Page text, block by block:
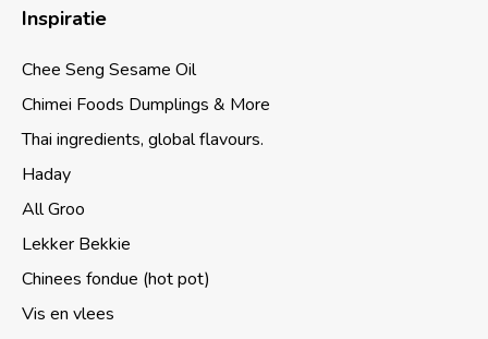
Inspiratie
Chee Seng Sesame Oil
Chimei Foods Dumplings & More
Thai ingredients, global flavours.
Haday
All Groo
Lekker Bekkie
Chinees fondue (hot pot)
Vis en vlees